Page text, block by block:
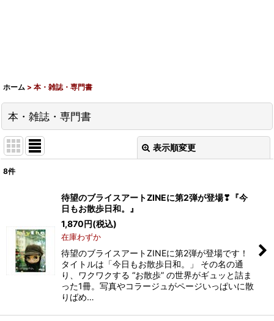
ホーム > 本・雑誌・専門書
本・雑誌・専門書
表示順変更
並び順:
絞り込む
8件
待望のブライスアートZINEに第2弾が登場❣『今
日もお散歩日和。』
1,870円(税込)
在庫わずか
待望のブライスアートZINEに第2弾が登場です！
タイトルは「今日もお散歩日和。」 その名の通
り、ワクワクする “お散歩” の世界がギュッと詰ま
った1冊。写真やコラージュがページいっぱいに散
りばめ…